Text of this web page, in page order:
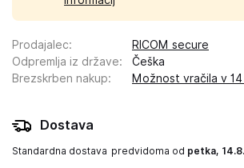
Prodajalec:
RICOM secure
Odpremlja iz države:
Češka
Brezskrben nakup: Možnost vračila v
Dostava
Standardna dostava predvidoma od petka, 14.8.